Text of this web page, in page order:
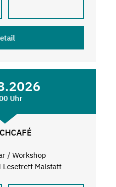
Uhr
/ Workshop
Malstatt